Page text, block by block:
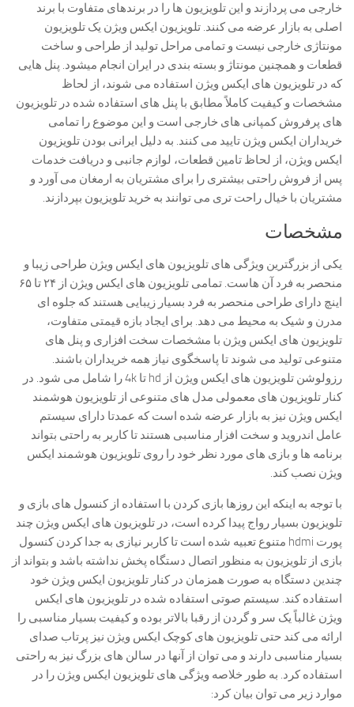
خارجی می پردازند و این تلویزیون ها را در برندهای متفاوت با برند
اصلی به بازار عرضه می کنند. تلویزیون ایکس ویژن یک تلویزیون
مونتاژی خارجی نیست و تمامی مراحل تولید از طراحی و ساخت
قطعات و همچنین مونتاژ و بسته بندی در ایران انجام میشود. پنل هایی
که در تلویزیون های ایکس ویژن استفاده می شوند، از لحاظ
مشخصات و کیفیت کاملاً مطابق با پنل های استفاده شده در تلویزیون
های پرفروش کمپانی های خارجی است و این موضوع را تمامی
خریداران ایکس ویژن تایید می کنند. به دلیل ایرانی بودن تلویزیون
ایکس ویژن، از لحاظ تامین قطعات، لوازم جانبی و دریافت خدمات
پس از فروش راحتی بیشتری را برای مشتریان به ارمغان می آورد و
مشتریان با خیال راحت تری می توانند به خرید تلویزیون بپردازند.
مشخصات
یکی از بزرگترین ویژگی های تلویزیون های ایکس ویژن طراحی زیبا و
منحصر به فرد آن هاست. تمامی تلویزیون های ایکس ویژن از ۲۴ تا ۶۵
اینچ دارای طراحی منحصر به فرد بسیار زیبایی هستند که جلوه ای
مدرن و شیک به محیط می دهد. برای ایجاد بازه قیمتی متفاوت،
تلویزیون های ایکس ویژن با مشخصات سخت افزاری و پنل های
متنوعی تولید می شوند تا پاسخگوی نیاز همه خریداران باشند.
رزولوشن تلویزیون های ایکس ویژن از hd تا 4k را شامل می شود. در
کنار تلویزیون های معمولی مدل های متنوعی از تلویزیون هوشمند
ایکس ویژن نیز به بازار عرضه شده است که عمدتا دارای سیستم
عامل اندروید و سخت افزار مناسبی هستند تا کاربر به راحتی بتواند
برنامه ها و بازی های مورد نظر خود را روی تلویزیون هوشمند ایکس
ویژن نصب کند.
با توجه به اینکه این روزها بازی کردن با استفاده از کنسول های بازی و
تلویزیون بسیار رواج پیدا کرده است، در تلویزیون های ایکس ویژن چند
پورت hdmi متنوع تعبیه شده است تا کاربر نیازی به جدا کردن کنسول
بازی از تلویزیون به منظور اتصال دستگاه پخش نداشته باشد و بتواند از
چندین دستگاه به صورت همزمان در کنار تلویزیون ایکس ویژن خود
استفاده کند. سیستم صوتی استفاده شده در تلویزیون های ایکس
ویژن غالباً یک سر و گردن از رقبا بالاتر بوده و کیفیت بسیار مناسبی را
ارائه می کند حتی تلویزیون های کوچک ایکس ویژن نیز پرتاب صدای
بسیار مناسبی دارند و می توان از آنها در سالن های بزرگ نیز به راحتی
استفاده کرد. به طور خلاصه ویژگی های تلویزیون ایکس ویژن را در
موارد زیر می توان بیان کرد: